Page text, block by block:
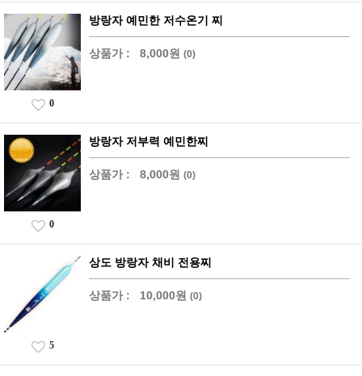
방랑자 예민한 저수온기 찌
상품가 : 8,000원 (0)
0
방랑자 저부력 예민한찌
상품가 : 8,000원 (0)
0
상도 방랑자 채비 전용찌
상품가 : 10,000원 (0)
5